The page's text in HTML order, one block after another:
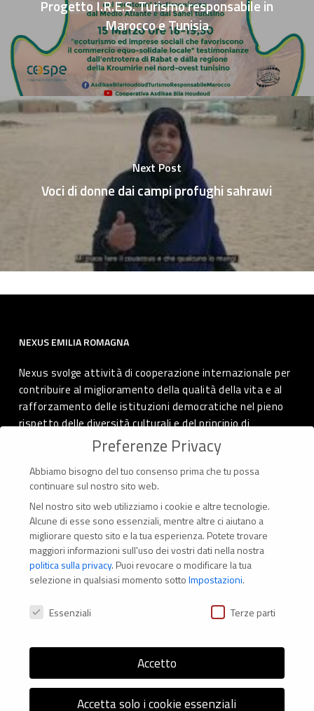
Progetto I.R.E.S. Turismo responsabile in
Marocco e Tunisia
Next Post
Voci di donne dai campi profughi sahrawi
NEXUS EMILIA ROMAGNA
Nexus svolge attività di cooperazione internazionale per
contribuire al miglioramento della qualità della vita e al
rafforzamento delle istituzioni democratiche nel pieno
rispetto delle diversità culturali e del principio di
autodeterminazione dei popoli.
CONTATTI
Via Marconi 69 – 40122 Bologna (Italia)
Tel. +39 051 294 775
Preferenze Privacy
Abbiamo bisogno del tuo consenso prima che tu possa
continuare sul nostro sito web.
Nel nostro sito web utilizziamo i cookie e altre tecnologie.
Alcune di esse sono essenziali, mentre altre ci aiutano a
migliorare questo sito e la tua esperienza. Potete trovare
maggiori informazioni sull'uso dei vostri dati nella nostra
politica sulla privacy. Puoi revocare o modificare la tua
selezione in qualsiasi momento sottoImpostazioni.
Preferenze Privacy
Essenziali Terze parti
Accetto
Accetta solo i cookie essenziali